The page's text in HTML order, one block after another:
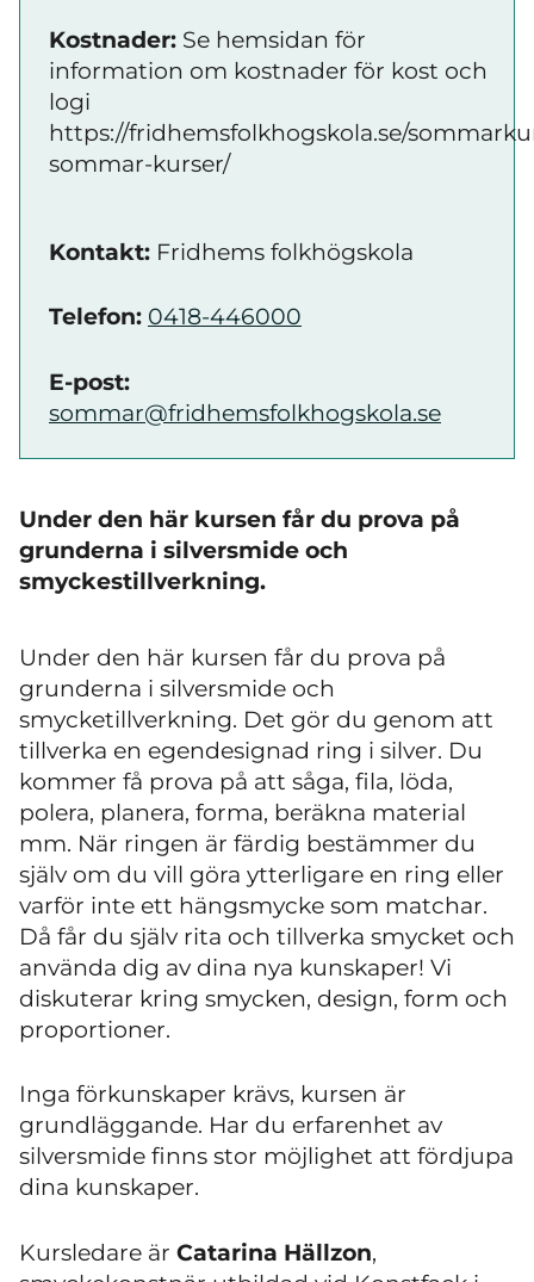
Kostnader: Se hemsidan för
information om kostnader för kost och
logi
https://fridhemsfolkhogskola.se/
sommar-kurser/
Kontakt: Fridhems folkhögskola
Telefon: 0418-446000
E-post:
sommar@fridhemsfolkhogskola.se
Under den här kursen får du prova på
grunderna i silversmide och
smyckestillverkning.
Under den här kursen får du prova på
grunderna i silversmide och
smycketillverkning. Det gör du genom att
tillverka en egendesignad ring i silver. Du
kommer få prova på att såga, fila, löda,
polera, planera, forma, beräkna material
mm. När ringen är färdig bestämmer du
själv om du vill göra ytterligare en ring eller
varför inte ett hängsmycke som matchar.
Då får du själv rita och tillverka smycket och
använda dig av dina nya kunskaper! Vi
diskuterar kring smycken, design, form och
proportioner.
Inga förkunskaper krävs, kursen är
grundläggande. Har du erfarenhet av
silversmide finns stor möjlighet att fördjupa
dina kunskaper.
Kursledare är Catarina Hällzon,